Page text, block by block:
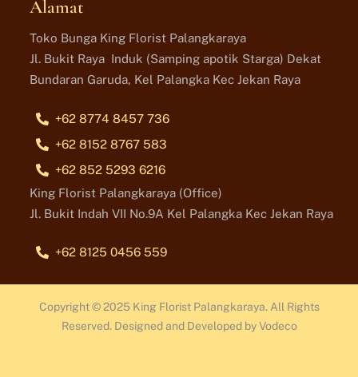
Alamat
Toko Bunga King Florist Palangkaraya
Jl. Bukit Raya Induk (Samping apotik Starga) Dekat
Bundaran Garuda, Kel Palangka Kec Jekan Raya
+62 8774 8457 736
+62 8152 8767 583
+62 852 5293 6216
King Florist Palangkaraya (Office)
Jl. Bukit Indah VII No.9A Kel Palangka Kec Jekan Raya
+62 8125 0456 559
Copyright © 2025 King Florist Palangkaraya. All Rights
Reserved. Designed and Developed by Vodeco